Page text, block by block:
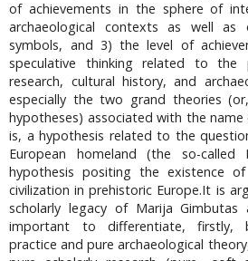
of achievements in the sphere of
archaeological contexts as well as
symbols, and 3) the level of
speculative thinking related to the
research, cultural history, and
especially the two grand theories
hypotheses) associated with the
is, a hypothesis related to the
European homeland (the so-
hypothesis positing the existence
civilization in prehistoric Europe.It is
scholarly legacy of Marija
important to differentiate, firstly,
practice and pure archaeological